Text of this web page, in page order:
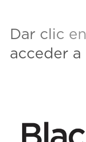
Dar clic en
acceder a